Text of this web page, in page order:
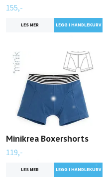
155,-
LES MER
Minikrea Boxershorts
119,-
LES MER